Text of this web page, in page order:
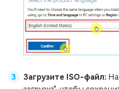
Загрузите ISO-файл: